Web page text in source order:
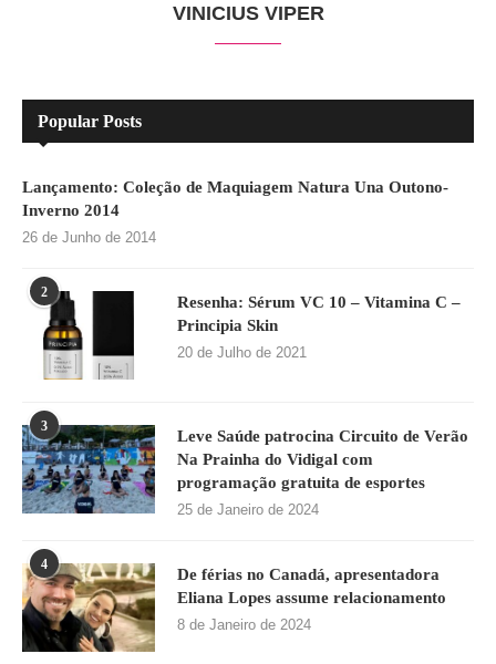
VINICIUS VIPER
Popular Posts
Lançamento: Coleção de Maquiagem Natura Una Outono-
Inverno 2014
26 de Junho de 2014
2
Resenha: Sérum VC 10 – Vitamina C –
Principia Skin
20 de Julho de 2021
3
Leve Saúde patrocina Circuito de Verão
Na Prainha do Vidigal com
programação gratuita de esportes
25 de Janeiro de 2024
4
De férias no Canadá, apresentadora
Eliana Lopes assume relacionamento
8 de Janeiro de 2024